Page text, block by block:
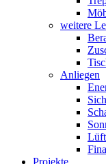
weitere
Anliegen
Projekte